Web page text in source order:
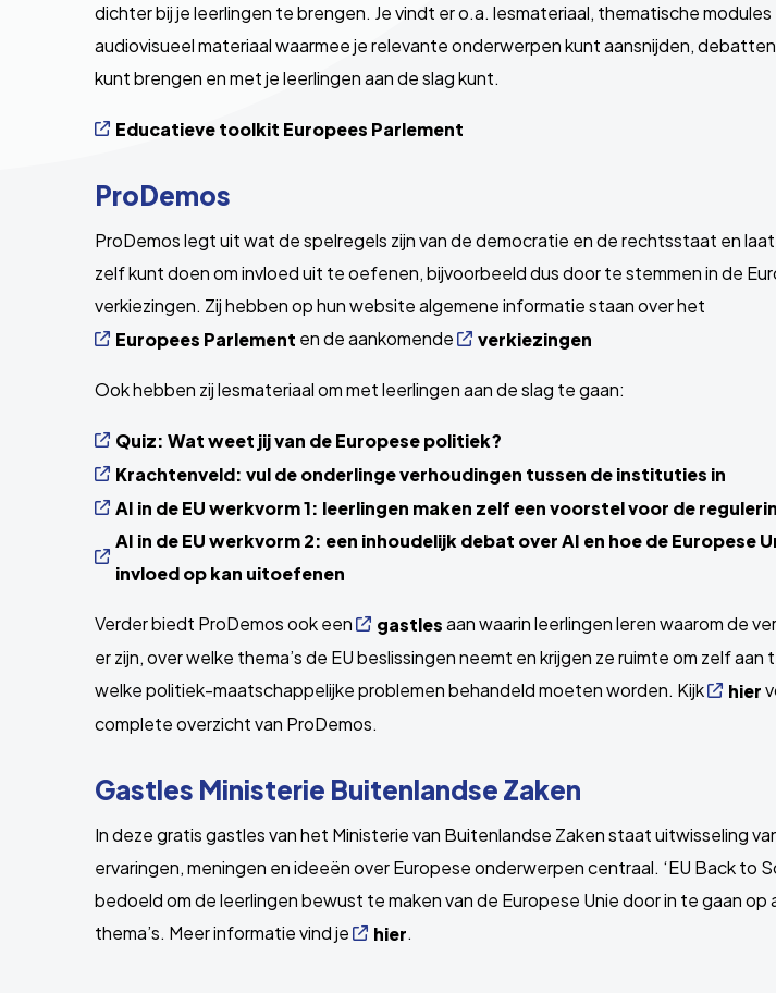
dichter bij je leerlingen te brengen. Je vindt er o.a. lesmateriaal, thematische modules
audiovisueel materiaal waarmee je relevante onderwerpen kunt aansnijden,
kunt brengen en met je leerlingen aan de slag kunt.
Educatieve toolkit Europees Parlement
ProDemos
ProDemos legt uit wat de spelregels zijn van de democratie en de rechtsstaat en
zelf kunt doen om invloed uit te oefenen, bijvoorbeeld dus door te stemmen in de
verkiezingen. Zij hebben op hun website algemene informatie staan over het
Europees Parlement en de aankomende verkiezingen
Ook hebben zij lesmateriaal om met leerlingen aan de slag te gaan:
Quiz: Wat weet jij van de Europese politiek?
Krachtenveld: vul de onderlinge verhoudingen tussen de instituties in
AI in de EU werkvorm 1: leerlingen maken zelf een voorstel voor de
AI in de EU werkvorm 2: een inhoudelijk debat over AI en hoe de Europese
invloed op kan uitoefenen
Verder biedt ProDemos ook een gastlesaan waarin leerlingen leren waarom de
er zijn, over welke thema’s de EU beslissingen neemt en krijgen ze ruimte om zelf aan
welke politiek-maatschappelijke problemen behandeld moeten worden. Kijk
hier
complete overzicht van ProDemos.
Gastles Ministerie Buitenlandse Zaken
In deze gratis gastles van het Ministerie van Buitenlandse Zaken staat uitwisseling
ervaringen, meningen en ideeën over Europese onderwerpen centraal. ‘EU Back to
bedoeld om de leerlingen bewust te maken van de Europese Unie door in te gaan op
thema’s. Meer informatie vind je
hier.